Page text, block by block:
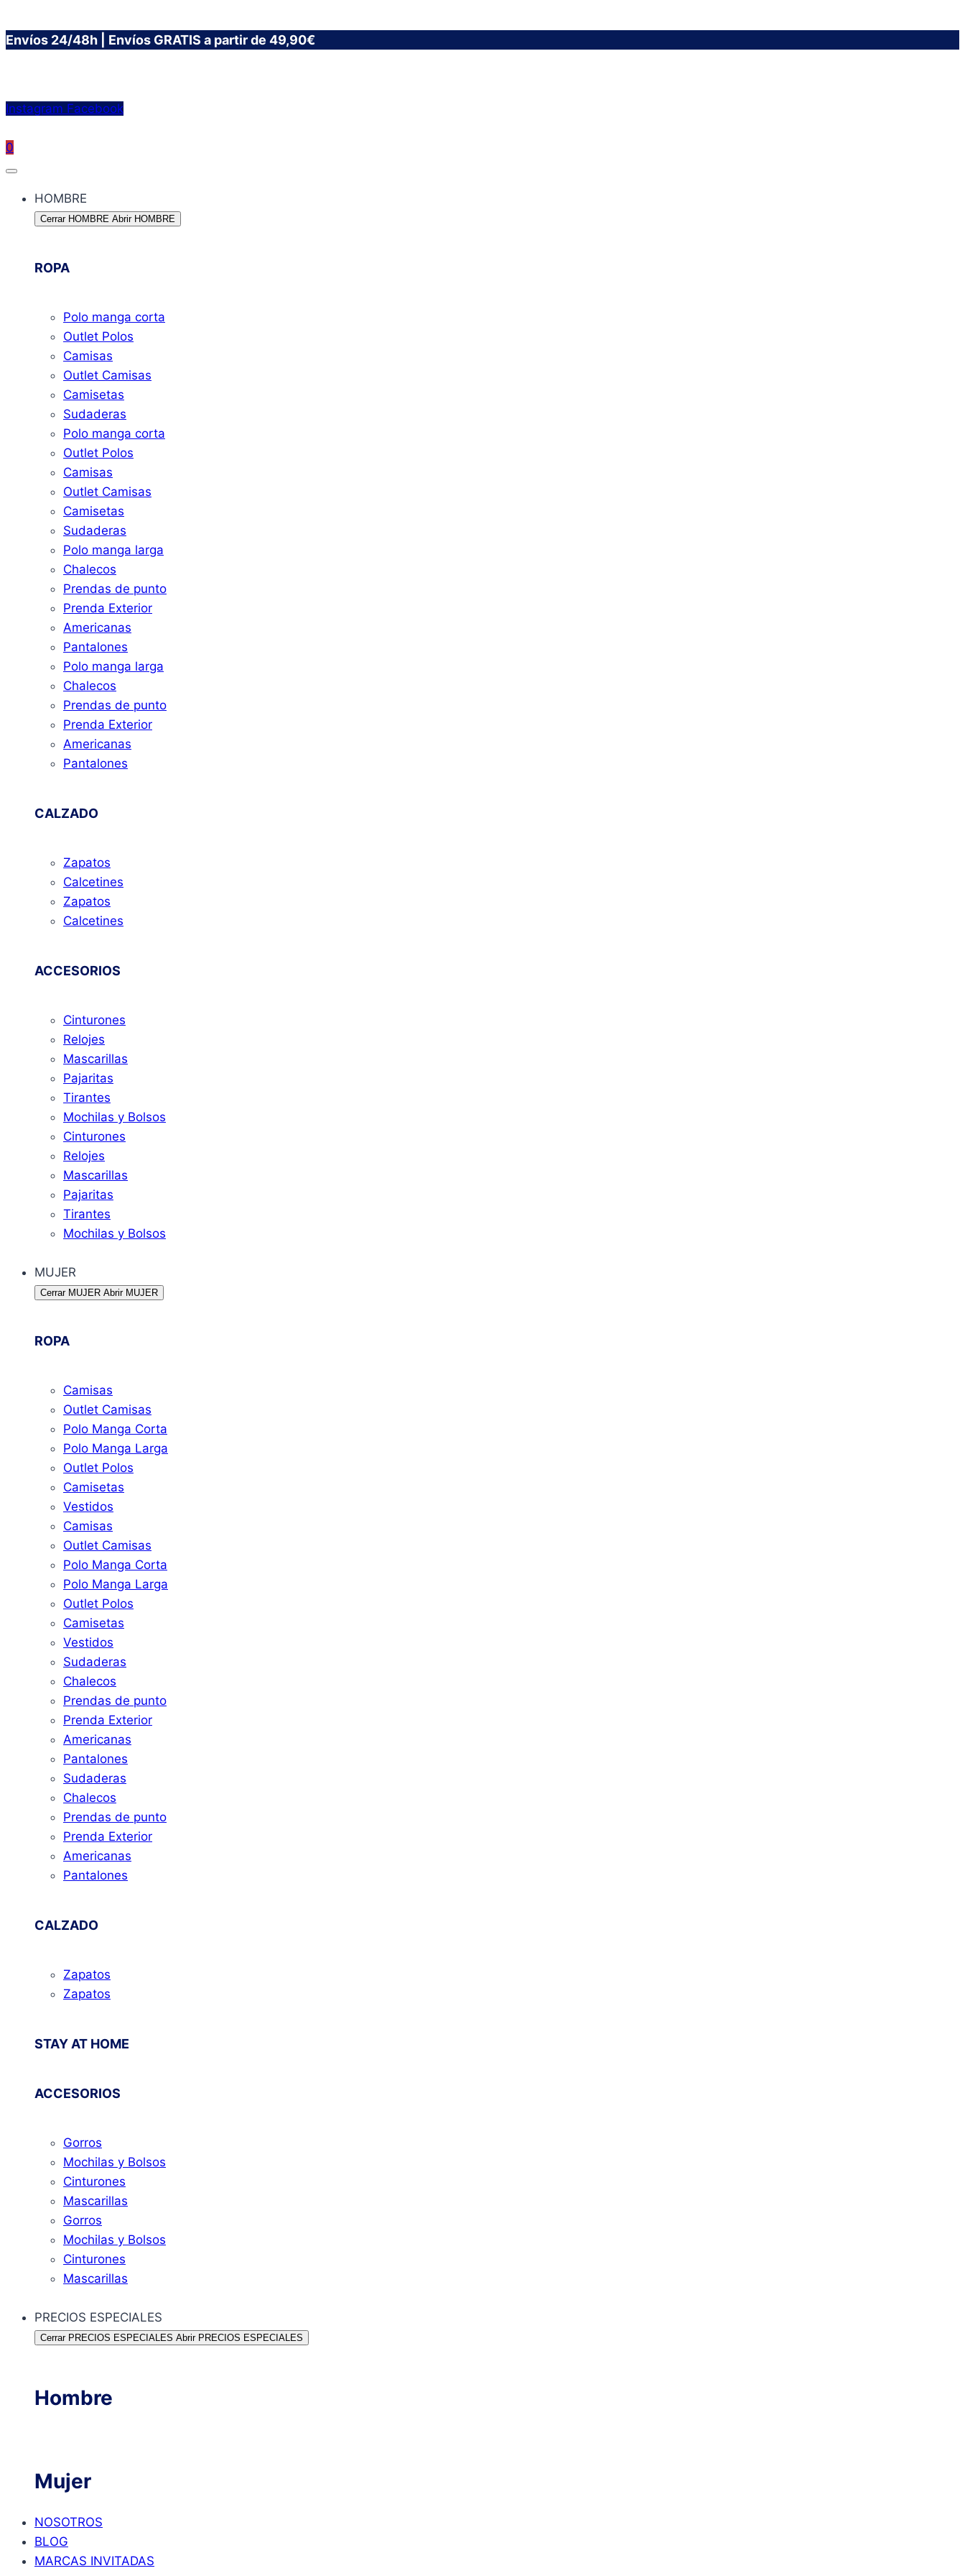
Saltar
Envíos 24/48h | Envíos GRATIS a partir de 49,90€
Instagram Facebook
0
HOMBRE
Cerrar HOMBRE Abrir HOMBRE
ROPA
Polo manga corta
Outlet Polos
Camisas
Outlet Camisas
Camisetas
Sudaderas
Polo manga corta
Outlet Polos
Camisas
Outlet Camisas
Camisetas
Sudaderas
Polo manga larga
Chalecos
Prendas de punto
Prenda Exterior
Americanas
Pantalones
Polo manga larga
Chalecos
Prendas de punto
Prenda Exterior
Americanas
Pantalones
CALZADO
Zapatos
Calcetines
Zapatos
Calcetines
ACCESORIOS
Cinturones
Relojes
Mascarillas
Pajaritas
Tirantes
Mochilas y Bolsos
Cinturones
Relojes
Mascarillas
Pajaritas
Tirantes
Mochilas y Bolsos
MUJER
Cerrar MUJER Abrir MUJER
ROPA
Camisas
Outlet Camisas
Polo Manga Corta
Polo Manga Larga
Outlet Polos
Camisetas
Vestidos
Camisas
Outlet Camisas
Polo Manga Corta
Polo Manga Larga
Outlet Polos
Camisetas
Vestidos
Sudaderas
Chalecos
Prendas de punto
Prenda Exterior
Americanas
Pantalones
Sudaderas
Chalecos
Prendas de punto
Prenda Exterior
Americanas
Pantalones
CALZADO
Zapatos
Zapatos
STAY AT HOME
ACCESORIOS
Gorros
Mochilas y Bolsos
Cinturones
Mascarillas
Gorros
Mochilas y Bolsos
Cinturones
Mascarillas
PRECIOS ESPECIALES
Cerrar PRECIOS ESPECIALES Abrir PRECIOS ESPECIALES
Hombre
Mujer
NOSOTROS
BLOG
MARCAS INVITADAS